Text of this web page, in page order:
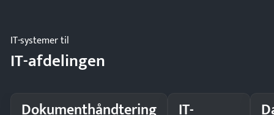
IT-systemer til
IT-afdelingen
Dokumenthåndtering IT-